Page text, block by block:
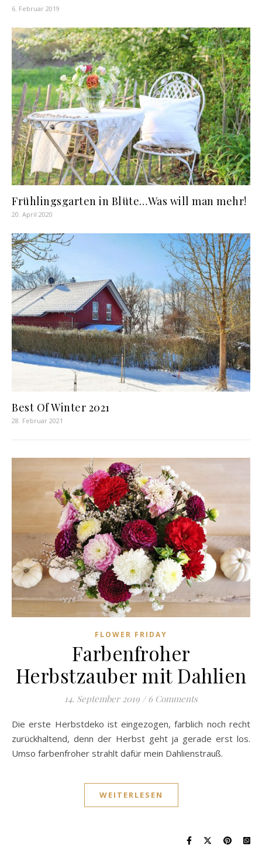
6. Februar 2019
Frühlingsgarten in Blüte…Was will man mehr!
20. April 2020
Best Of Winter 2021
28. Februar 2021
FLOWER FRIDAY
Farbenfroher
Herbstzauber mit Dahlien
14. September 2019 / 6 Comments
Die erste Herbstdeko ist eingezogen, farblich noch recht
zurückhaltend, denn der Herbst geht ja gerade erst los.
Umso farbenfroher strahlt dafür mein Dahlienstrauß.
WEITERLESEN